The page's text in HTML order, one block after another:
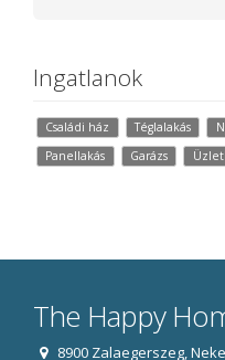
Ingatlanok
Családi ház Téglalakás
Panellakás
Garázs
The Happy
8900 Zalaegerszeg,